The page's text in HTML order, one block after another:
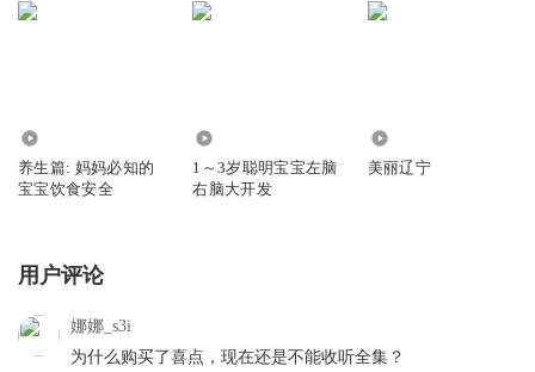
养生篇: 妈妈必知的
宝宝饮食安全
1～3岁聪明宝宝左脑
右脑大开发
美丽辽宁
用户评论
娜娜_s3i
为什么购买了喜点，现在还是不能收听全集？